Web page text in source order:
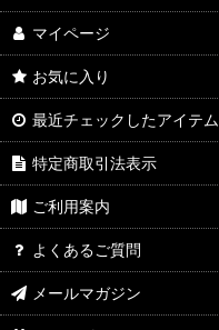
マイページ
お気に入り
最近チェックしたアイテム
特定商取引法表示
ご利用案内
よくあるご質問
メールマガジン